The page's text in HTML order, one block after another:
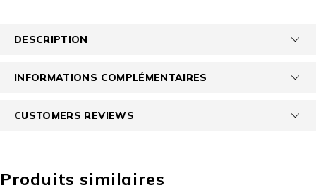
DESCRIPTION
INFORMATIONS COMPLÉMENTAIRES
CUSTOMERS REVIEWS
Produits similaires